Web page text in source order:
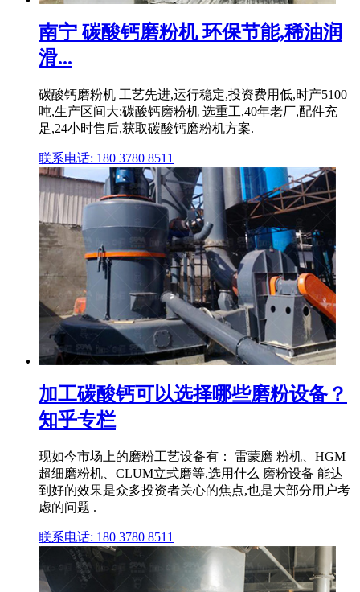
南宁 碳酸钙磨粉机 环保节能,稀油润
滑...
碳酸钙磨粉机 工艺先进,运行稳定,投资费用低,时产5100
吨,生产区间大;碳酸钙磨粉机 选重工,40年老厂,配件充
足,24小时售后,获取碳酸钙磨粉机方案.
联系电话: 180 3780 8511
加工碳酸钙可以选择哪些磨粉设备？
知乎专栏
现如今市场上的磨粉工艺设备有： 雷蒙磨 粉机、HGM
超细磨粉机、CLUM立式磨等,选用什么 磨粉设备 能达
到好的效果是众多投资者关心的焦点,也是大部分用户考
虑的问题 .
联系电话: 180 3780 8511